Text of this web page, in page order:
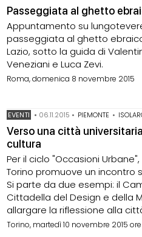
Passeggiata al ghetto
Appuntamento su
passeggiata al ghetto
Lazio, sotto la guida di
Veneziani e Luca Zevi.
Roma, domenica 8 novembre 2015
EVENTI • 06.11.2015 • PIEMONTE •
Verso una città
cultura
Per il ciclo "Occasioni
Torino promuove un incontro
Si parte da due esempi: il
Cittadella del Design e della
allargare la riflessione alla
Torino, martedì 10 novembre 2015 ore